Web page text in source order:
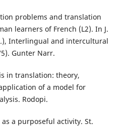
problems and translation
learners of French (L2). In J.
Interlingual and intercultural
Gunter Narr.
in translation: theory,
of a model for
Rodopi.
a purposeful activity. St.